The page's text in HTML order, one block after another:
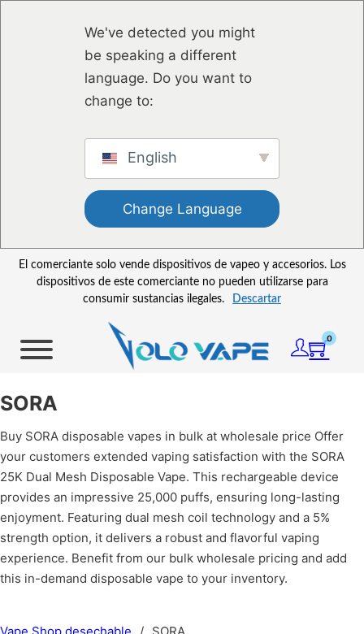
We've detected you might
be speaking a different
language. Do you want to
change to:
English
Change Language
El comerciante solo vende dispositivos de vapeo y accesorios. Los
dispositivos de este comerciante no pueden utilizarse para
consumir sustancias ilegales.
Descartar
0
SORA
Buy SORA disposable vapes in bulk at wholesale price Offer
your customers extended vaping satisfaction with the SORA
25K Dual Mesh Disposable Vape. This rechargeable device
provides an impressive 25,000 puffs, ensuring long-lasting
enjoyment. Featuring dual mesh coil technology and a 5%
strength option, it delivers a robust and flavorful vaping
experience. Benefit from our bulk wholesale pricing and add
this in-demand disposable vape to your inventory.